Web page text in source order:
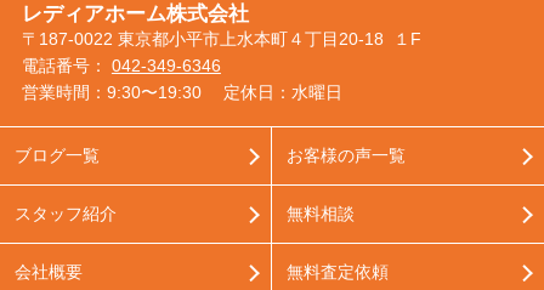
レディアホーム株式会社
〒187-0022 東京都小平市上水本町４丁目20-18 １F
電話番号： 042-349-6346
営業時間：9:30〜19:30
定休日：水曜日
ブログ一覧
スタッフ紹介
会社概要
お客様の声一覧
無料相談
無料査定依頼